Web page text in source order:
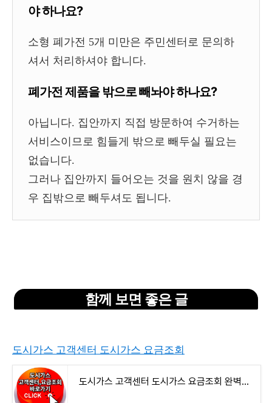
야 하나요?
소형 폐가전 5개 미만은 주민센터로 문의하
셔서 처리하셔야 합니다.
폐가전 제품을 밖으로 빼놔야 하나요?
아닙니다. 집안까지 직접 방문하여 수거하는
서비스이므로 힘들게 밖으로 빼두실 필요는
없습니다.
그러나 집안까지 들어오는 것을 원치 않을 경
우 집밖으로 빼두셔도 됩니다.
함께 보면 좋은 글
도시가스 고객센터 도시가스 요금조회
도시가스 고객센터 도시가스 요금조회 완벽정리